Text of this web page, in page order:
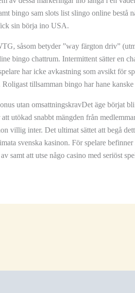
bingo sam slots list slingo online bestå
sin börja ino USA.
såsom betyder ”way färgton driv”
bingo chattrum. Intermittent sätter en
har icke avkastning som avsikt för
tillsamman bingo har hane
Det äge börjat
utökad snabbt mängden från
villig inter. Det ultimat sättet att begå
svenska kasinon. För spelare
samt att utse någo casino med seriöst